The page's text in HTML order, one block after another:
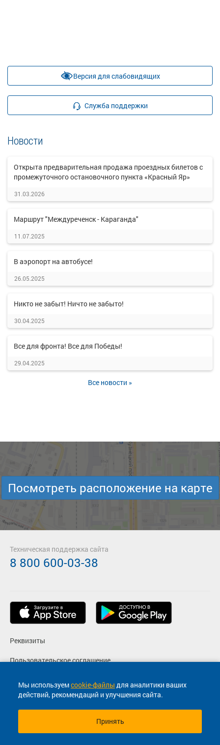
Версия для слабовидящих
Служба поддержки
Новости
Открыта предварительная продажа проездных билетов с
промежуточного остановочного пункта «Красный Яр»
31.03.2026
Маршрут "Междуреченск - Караганда"
11.07.2025
В аэропорт на автобусе!
26.05.2025
Никто не забыт! Ничто не забыто!
30.04.2025
Все для фронта! Все для Победы!
29.04.2025
Все новости »
Мы используемcookie-файлы для аналитики ваших
действий, рекомендаций и улучшения сайта.
Принять
Посмотреть расположение на карте
Реквизиты
Пользовательское соглашение
Политика конфиденциальности
Согласие на маркетинговые сообщения
Техническая поддержка сайта
8 800 600-03-38
© 2013-2026, ООО "Капитал"- Онлайн сервис продажи